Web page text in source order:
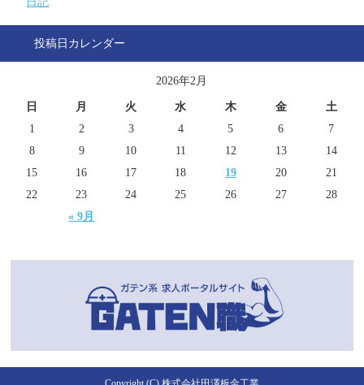
投稿日カレンダー
2026年2月
日 月 火 水 木 金 土
« 9月
1 2 3 4 5 6
7
8
9 10 11 12 13
14
15
16 17 18 19 20
21
22
23 24 25 26 27 28